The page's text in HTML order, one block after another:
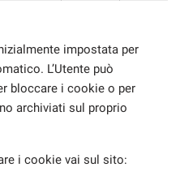
impostata per
L’Utente può
bloccare i cookie o per
archiviati sul proprio
i cookie vai sul sito: